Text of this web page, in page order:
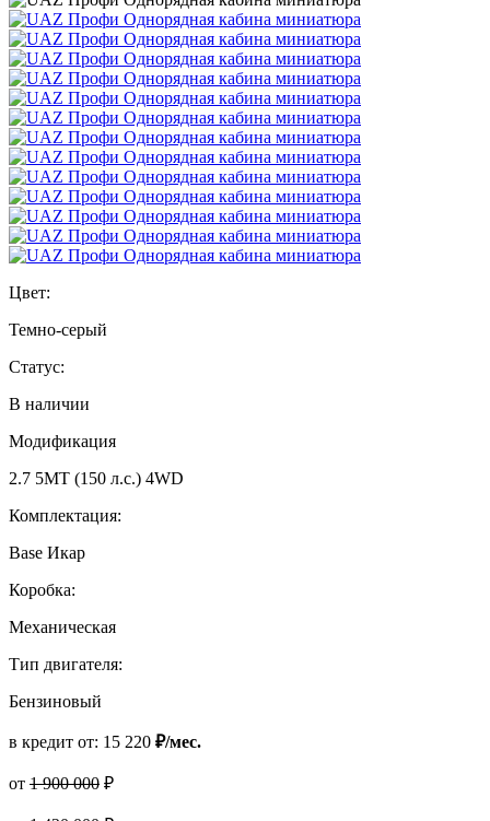
Цвет:
Темно-серый
Статус:
В наличии
Модификация
2.7 5MT (150 л.с.) 4WD
Комплектация:
Base Икар
Коробка:
Механическая
Тип двигателя:
Бензиновый
в кредит от: 15 220 ₽/мес.
от 1 900 000 ₽